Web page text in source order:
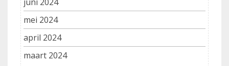
juni 2024
mei 2024
april 2024
maart 2024